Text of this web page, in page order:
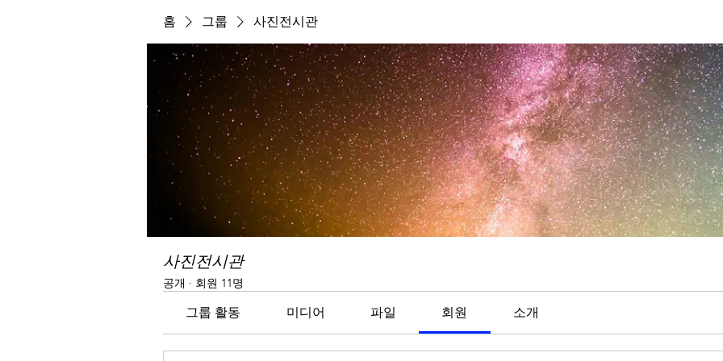
홈 그룹 사진전시관
사진전시관
공개 · 회원 11명
그룹 활동 미디어 파일 회원 소개